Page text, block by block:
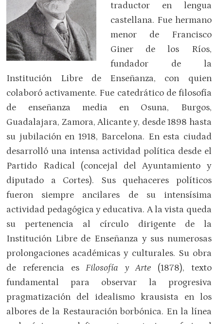
traductor en lengua
castellana. Fue hermano
menor de Francisco
Giner de los Ríos,
fundador de la
Institución Libre de Enseñanza, con quien
colaboró activamente. Fue catedrático de filosofía
de enseñanza media en Osuna, Burgos,
Guadalajara, Zamora, Alicante y, desde 1898 hasta
su jubilación en 1918, Barcelona. En esta ciudad
desarrolló una intensa actividad política desde el
Partido Radical (concejal del Ayuntamiento y
diputado a Cortes). Sus quehaceres políticos
fueron siempre ancilares de su intensísima
actividad pedagógica y educativa. A la vista queda
su pertenencia al círculo dirigente de la
Institución Libre de Enseñanza y sus numerosas
prolongaciones académicas y culturales. Su obra
de referencia esFilosofía y Arte (1878), texto
fundamental para observar la progresiva
pragmatización del idealismo krausista en los
albores de la Restauración borbónica. En la línea